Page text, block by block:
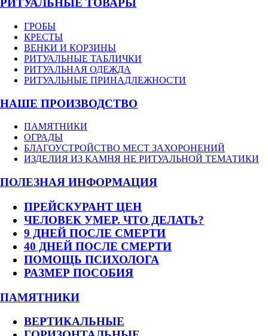
РИТУАЛЬНЫЕ ТОВАРЫ
ГРОБЫ
КРЕСТЫ
ВЕНКИ И КОРЗИНЫ
РИТУАЛЬНЫЕ ТАБЛИЧКИ
РИТУАЛЬНАЯ ОДЕЖДА
РИТУАЛЬНЫЕ ПРИНАДЛЕЖНОСТИ
НАШЕ ПРОИЗВОДСТВО
ПАМЯТНИКИ
ОГРАДЫ
БЛАГОУСТРОЙСТВО МЕСТ ЗАХОРОНЕНИЙ
ИЗДЕЛИЯ ИЗ КАМНЯ НЕ РИТУАЛЬНОЙ ТЕМАТИКИ
ПОЛЕЗНАЯ ИНФОРМАЦИЯ
ПРЕЙСКУРАНТ ЦЕН
ЧЕЛОВЕК УМЕР. ЧТО ДЕЛАТЬ?
9 ДНЕЙ ПОСЛЕ СМЕРТИ
40 ДНЕЙ ПОСЛЕ СМЕРТИ
ПОМОЩЬ ПСИХОЛОГА
РАЗМЕР ПОСОБИЯ
ПАМЯТНИКИ
ВЕРТИКАЛЬНЫЕ